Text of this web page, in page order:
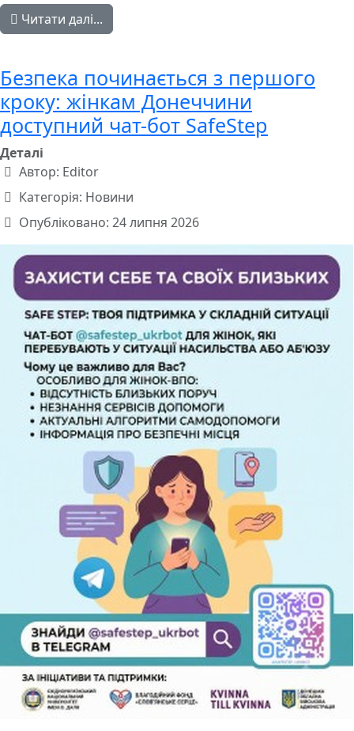
Читати далі...
Безпека починається з першого
кроку: жінкам Донеччини
доступний чат-бот SafeStep
Деталі
Автор: Editor
Категорія: Новини
Опубліковано: 24 липня 2026